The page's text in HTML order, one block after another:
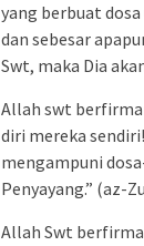
yang berbuat
dan sebesar
Swt, maka Dia
Allah swt
diri mereka
mengampuni
Penyayang.” (az-
Allah Swt